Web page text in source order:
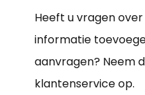
Heeft u vragen
informatie
aanvragen? Neem
klantenservice op.